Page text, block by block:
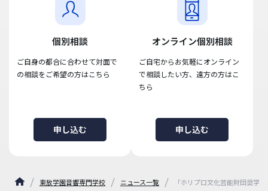
個別相談
ご自身の都合に合わせて対面で
の相談をご希望の方はこちら
申し込む
オンライン個別相談
ご自宅からお気軽にオンライン
で相談したい方、遠方の方はこ
ちら
申し込む
東放学園音響専門学校 ニュース一覧 「ホリプロ文化芸能財団奨学